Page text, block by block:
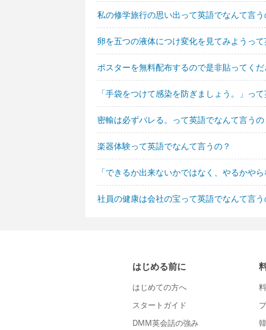
私の修学旅行の思い出って英語でなんて言う
卵を五つの液体につけ変化を見てみようっ
ポスターを無料配布するので是非貼ってく
「手袋をつけて感染を防ぎましょう。」っ
密輸は必ずバレる。って英語でなんて言うの
楽器体験って英語でなんて言うの？
「できるか出来ないかではなく、やるかや
社員の健康は会社の宝って英語でなんて言う
はじめる前に
はじめての方へ
スタートガイド
DMM英会話の強み